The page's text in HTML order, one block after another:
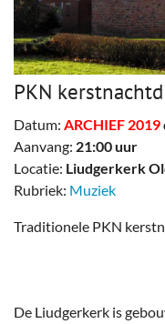
PKN
Datum: ARCHIEF 2019
Aanvang: 21:00 uur
Locatie: Liudgerkerk
Rubriek: Muziek
Traditionele PKN
De Liudgerkerk is